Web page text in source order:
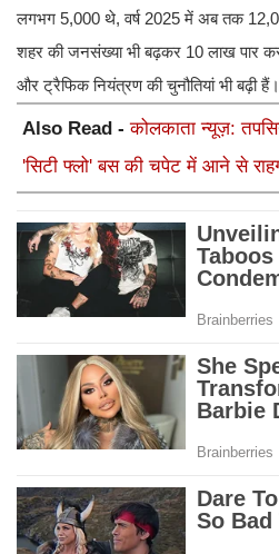
लगभग 5,000 थे, वर्ष 2025 में अब तक
शहर की जनसंख्या भी बढ़कर 10 लाख पार
और ट्रैफिक नियंत्रण की चुनौतियां भी बढ़ी हैं।
Also Read -कोलकाता न्यूज़:
'सिटी फ्लो' बस की चपेट में आने से